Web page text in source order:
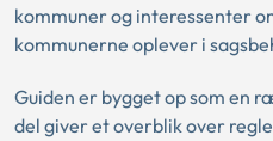
kommuner og interessenter
kommunerne oplever i
Guiden er bygget op som en
del giver et overblik over